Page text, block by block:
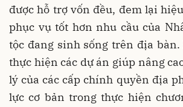
được hỗ trợ vốn đều, đem lại
phục vụ tốt hơn nhu cầu của
tộc đang sinh sống trên địa
thực hiện các dự án giúp nâng
lý của các cấp chính quyền địa
lực cơ bản trong thực hiện